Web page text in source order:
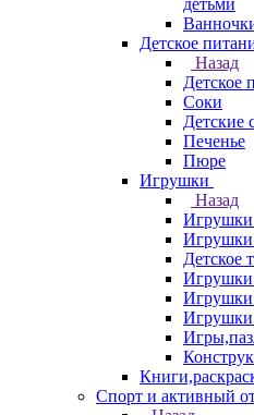
детьми
Детское
Назад
Детское
Соки
Детские
Печенье
Пюре
Игрушки
Назад
Игрушки
Игрушки
Детское
Игрушки
Игрушки
Спорт и активный